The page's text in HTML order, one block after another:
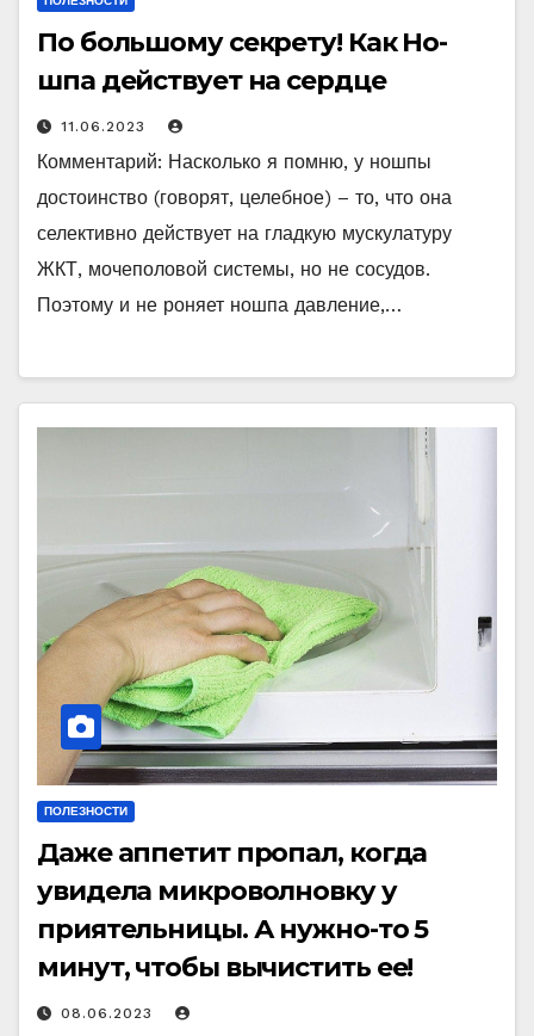
По большому секрету! Как Но-
шпа действует на сердце
11.06.2023
Комментарий: Насколько я помню, у ношпы
достоинство (говорят, целебное) – то, что она
селективно действует на гладкую мускулатуру
ЖКТ, мочеполовой системы, но не сосудов.
Поэтому и не роняет ношпа давление,…
ПОЛЕЗНОСТИ
Даже аппетит пропал, когда
увидела микроволновку у
приятельницы. А нужно-то 5
минут, чтобы вычистить ее!
08.06.2023